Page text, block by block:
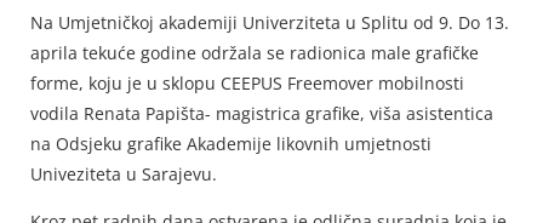
Na Umjetničkoj akademiji Univerziteta u Splitu od 9. Do 13.
aprila tekuće godine održala se radionica male grafičke
forme, koju je u sklopu CEEPUS Freemover mobilnosti
vodila Renata Papišta- magistrica grafike, viša asistentica
na Odsjeku grafike Akademije likovnih umjetnosti
Univeziteta u Sarajevu.